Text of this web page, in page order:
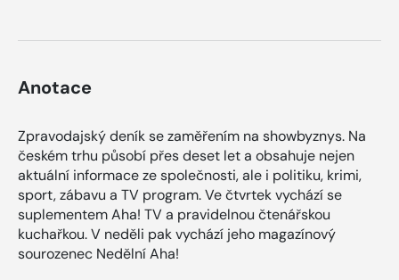
Anotace
Zpravodajský deník se zaměřením na showbyznys. Na
českém trhu působí přes deset let a obsahuje nejen
aktuální informace ze společnosti, ale i politiku, krimi,
sport, zábavu a TV program. Ve čtvrtek vychází se
suplementem Aha! TV a pravidelnou čtenářskou
kuchařkou. V neděli pak vychází jeho magazínový
sourozenec Nedělní Aha!